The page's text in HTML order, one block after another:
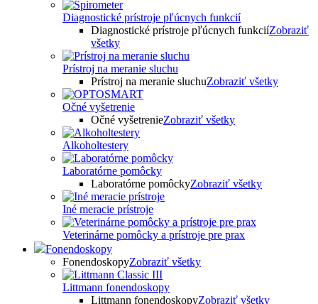
Diagnostické prístroje pľúcnych funkcií
Diagnostické prístroje pľúcnych funkciíZobraziť
všetky
Prístroj na meranie sluchu
Prístroj na meranie sluchuZobraziť všetky
Očné vyšetrenie
Očné vyšetrenieZobraziť všetky
Alkoholtestery
Laboratórne pomôcky
Laboratórne pomôckyZobraziť všetky
Iné meracie prístroje
Veterinárne pomôcky a prístroje pre prax
Fonendoskopy
FonendoskopyZobraziť všetky
Littmann fonendoskopy
Littmann fonendoskopyZobraziť všetky